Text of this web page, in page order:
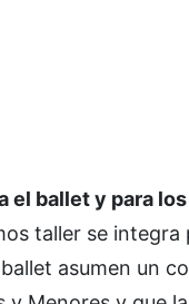
ballet y para
taller se
asumen un